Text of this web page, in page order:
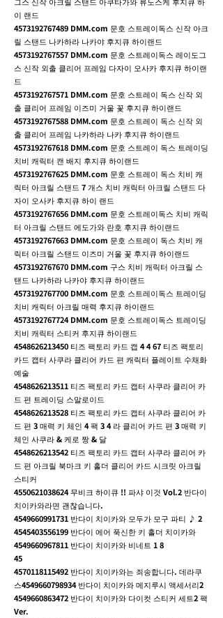
이 랜드
4573192767489 DMM.com 문호 스트레이독스 신작 아크
릴 스탠드 나카하라 나카야 후지큐 하이랜드
4573192767557 DMM.com 문호 스트레이독스 레이도그
스 신작 외출 클리어 프레임 다자이 오사카 후지큐 하이랜
드
4573192767571 DMM.com 문호 스트레이 독스 신작 외
출 클리어 프레임 이즈미 거울 꽃 후지큐 하이랜드
4573192767588 DMM.com 문호 스트레이 독스 신작 외
출 클리어 프레임 나카하라 나카 후지큐 하이랜드
4573192767618 DMM.com 문호 스트레이 독스 트레이딩
치비 캐릭터 캔 배지 후지큐 하이랜드
4573192767625 DMM.com 문호 스트레이 독스 치비 캐
릭터 아크릴 스탠드 7 개스 치비 캐릭터 아크릴 스탠드 다
자이 오사카 후지큐 하이 랜드
4573192767656 DMM.com 문호 스트레이독스 치비 캐릭
터 아크릴 스탠드 에도가와 란호 후지큐 하이랜드
4573192767663 DMM.com 문호 스트레이 독스 치비 캐
릭터 아크릴 스탠드 이즈미 거울 꽃 후지큐 하이랜드
4573192767670 DMM.com 구스 치비 캐릭터 아크릴 스
탠드 나카하라 나카야 후지큐 하이랜드
4573192767700 DMM.com 문호 스트레이독스 트레이딩
치비 캐릭터 아크릴 매력 후지큐 하이랜드
4573192767724DMM.com 문호 스트레이독스 트레이딩
치비 캐릭터 스티커 후지큐 하이랜드
4548626213450 티즈 팩토리 카드 캡 4 4 67 티즈 팩토리
카드 캡터 사쿠라 클리어 카드 편 캐릭터 플레이트 수채화
예술
4548626213511 티즈 팩토리 카드 캡터 사쿠라 클리어 카
드 편 트레이딩 스말로이드
4548626213528 티즈 팩토리 카드 캡터 사쿠라 클리어 카
드 편 3 매력 키 체인 4 팩 3 4 라 클리어 카드 편 3 매력 키
체인 사쿠라 & 케로 짱 & 달
4548626213542 티즈 팩토리 카드 캡터 사쿠라 클리어 카
드 편 아크릴 북마크 키 홀더 클리어 카드 시크릿 아크릴
스티커
4550621038624무비크 하이큐 !! 파샤 이것 Vol.2 반다이
치이카와라면 괜찮습니다.
4549660991731 반다이 치이카와 모두가 모구 파티 ♪ 2
4545403556199 반다이 에어 푹신한 키 홀더 치이카와
4549660967811 반다이 치이카와 비네트 1 8
45
4570118115492 반다이 치이카와는 죄송합니다. 데라쿠
스4549660798934 반다이 치이카와 메지루시 액세서리2
4549660863472 반다이 치이카와 다이컷 스티커 세트2 팩
Ver.